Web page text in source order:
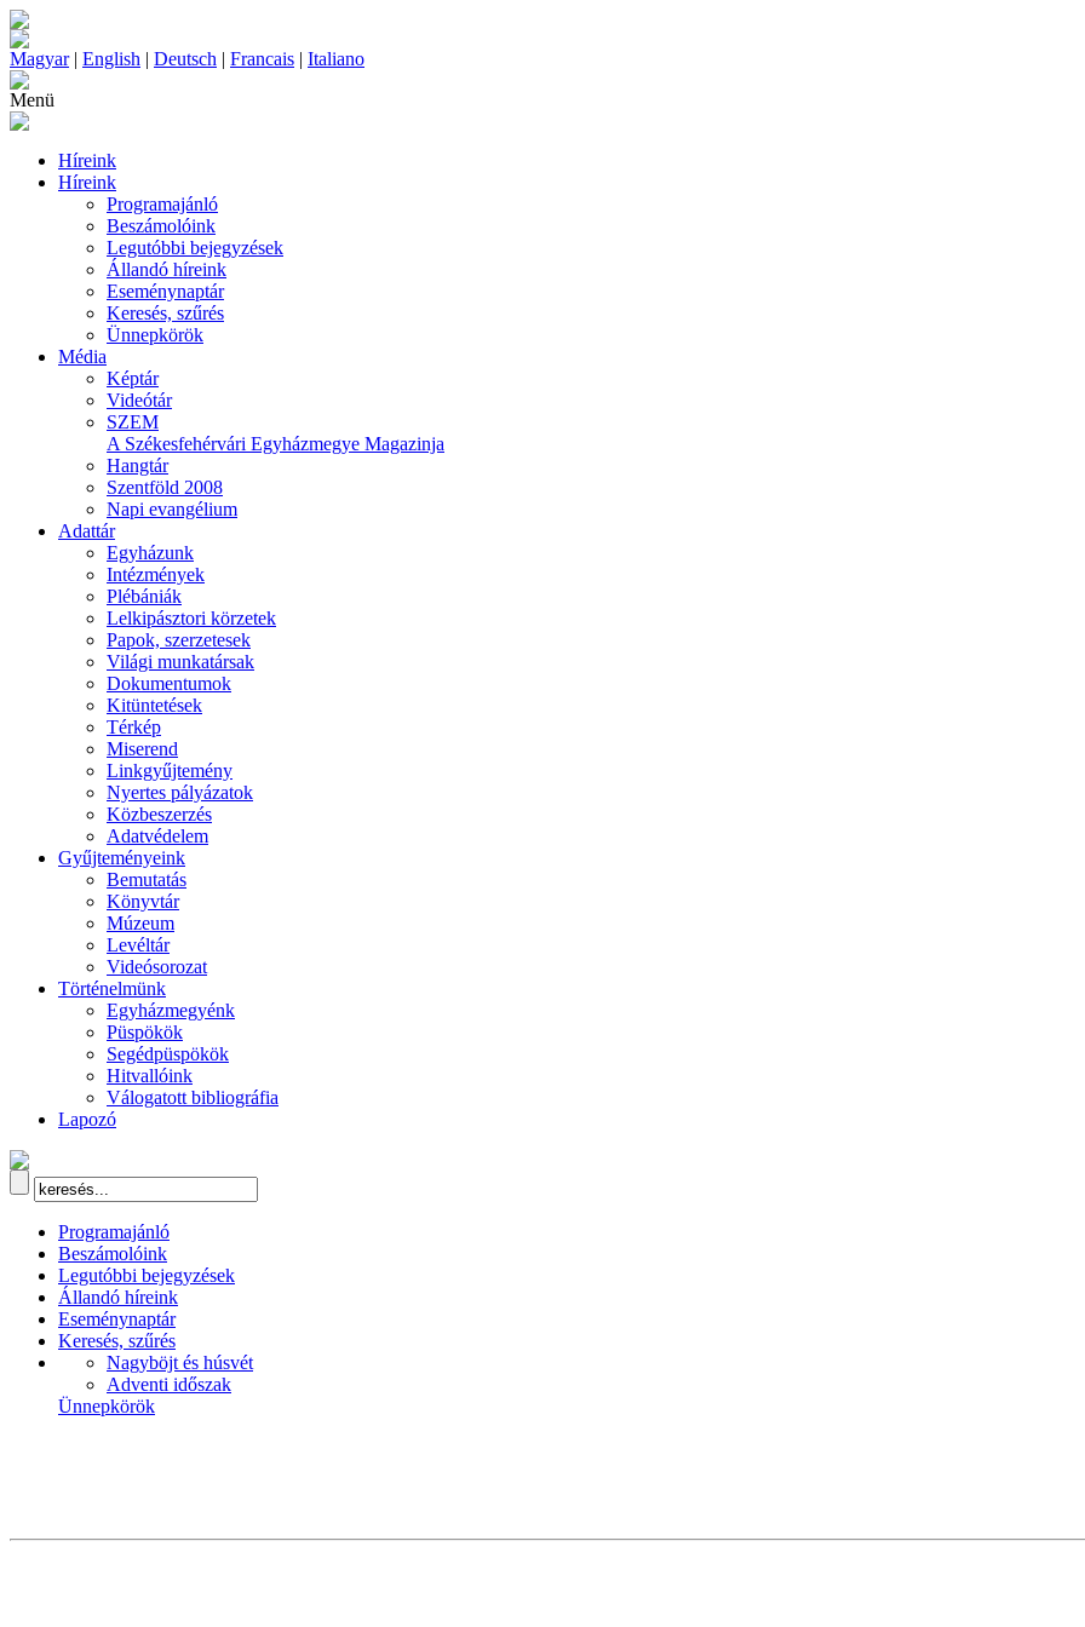
Magyar| English | Deutsch | Francais | Italiano
Menü
Híreink
Híreink
Programajánló
Beszámolóink
Legutóbbi bejegyzések
Állandó híreink
Eseménynaptár
Keresés, szűrés
Ünnepkörök
Média
Képtár
Videótár
SZEM
A Székesfehérvári Egyházmegye Magazinja
Hangtár
Szentföld 2008
Napi evangélium
Adattár
Egyházunk
Intézmények
Plébániák
Lelkipásztori körzetek
Papok, szerzetesek
Világi munkatársak
Dokumentumok
Kitüntetések
Térkép
Miserend
Linkgyűjtemény
Nyertes pályázatok
Közbeszerzés
Adatvédelem
Gyűjteményeink
Bemutatás
Könyvtár
Múzeum
Levéltár
Videósorozat
Történelmünk
Egyházmegyénk
Püspökök
Segédpüspökök
Hitvallóink
Válogatott bibliográfia
Lapozó
Programajánló
Beszámolóink
Legutóbbi bejegyzések
Állandó híreink
Eseménynaptár
Keresés, szűrés
Nagyböjt és húsvét
Adventi időszak
Ünnepkörök